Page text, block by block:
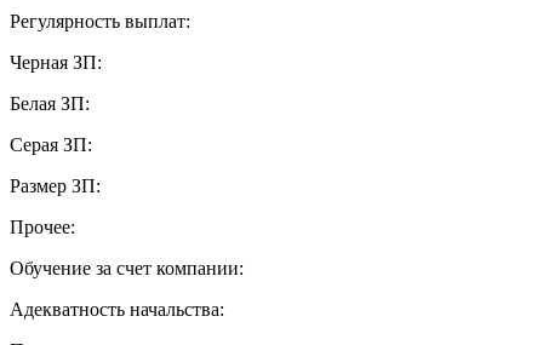
Регулярность выплат:
Черная ЗП:
Белая ЗП:
Серая ЗП:
Размер ЗП:
Прочее:
Обучение за счет компании:
Адекватность начальства: